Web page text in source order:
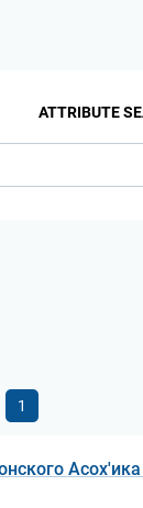
ATTRIBUTE
1